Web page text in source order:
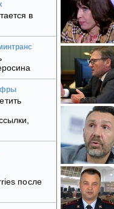
в
после